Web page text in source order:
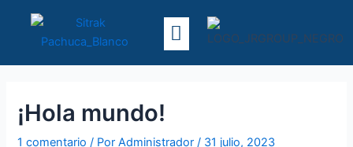
contenido
Menú
¡Hola mundo!
1 comentario / PorAdministrador/ 31 julio, 2023